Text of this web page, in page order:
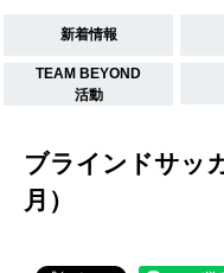
新着情報
TEAM BEYOND
活動
ブラインドサッ
月）